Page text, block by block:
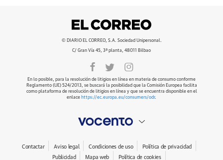
© DIARIO EL CORREO, S.A. Sociedad Unipersonal.
C/ Gran Vía 45, 3ª planta, 48011 Bilbao
En lo posible, para la resolución de litigios en línea en materia de consumo conforme
Reglamento (UE) 524/2013, se buscará la posibilidad que la Comisión Europea facilita
como plataforma de resolución de litigios en línea y que se encuentra disponible en el
enlace https://ec.europa.eu/consumers/odr.
Contactar Aviso legal Condiciones de uso
Política de privacidad
Publicidad
Mapa web Política de cookies